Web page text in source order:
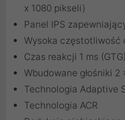
x 1080 pikseli)
Panel IPS
Wysoka częstotliwość
Czas reakcji 1 ms (GTG)
Wbudowane głośniki
Technologia Adaptive
Technologia ACR